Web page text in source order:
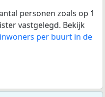
personen zoals op 1
vastgelegd. Bekijk
per buurt in de